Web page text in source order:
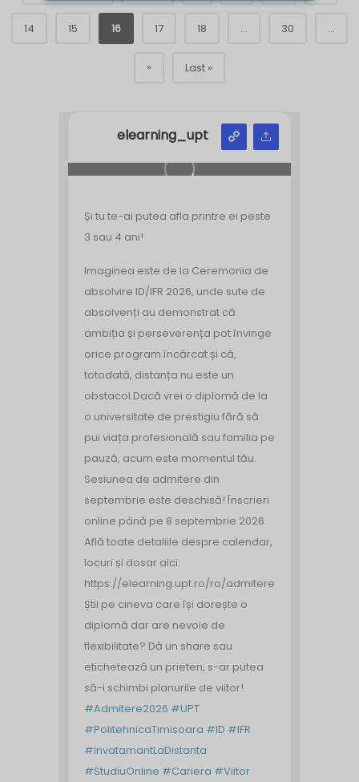
14 15 16 17 18 ... 30 ...
» Last »
elearning_upt
Și tu te-ai putea afla printre ei peste
3 sau 4 ani!
Imaginea este de la Ceremonia de
absolvire ID/IFR 2026, unde sute de
absolvenți au demonstrat că
ambiția și perseverența pot învinge
orice program încărcat și că,
totodată, distanța nu este un
obstacol.Dacă vrei o diplomă de la
o universitate de prestigiu fără să
pui viața profesională sau familia pe
pauză, acum este momentul tău.
Sesiunea de admitere din
septembrie este deschisă! Înscrieri
online până pe 8 septembrie 2026.
Află toate detaliile despre calendar,
locuri și dosar aici:
https://elearning.upt.ro/ro/admitere/
Știi pe cineva care își dorește o
diplomă dar are nevoie de
flexibilitate? Dă un share sau
etichetează un prieten, s-ar putea
să-i schimbi planurile de viitor!
#Admitere2026 #UPT
#PolitehnicaTimisoara #ID #IFR
#InvatamantLaDistanta
#StudiuOnline #Cariera #Viitor